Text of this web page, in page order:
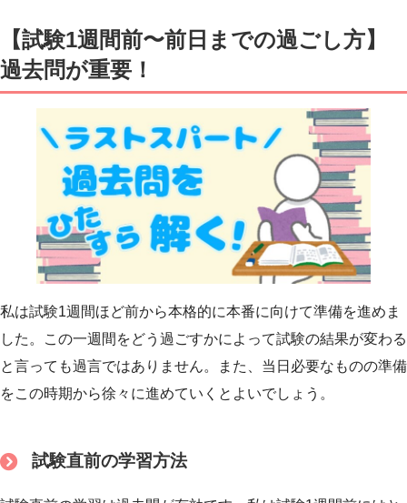
【試験1週間前〜前日までの過ごし方】
過去問が重要！
私は試験1週間ほど前から本格的に本番に向けて準備を進めま
した。この一週間をどう過ごすかによって試験の結果が変わる
と言っても過言ではありません。また、当日必要なものの準備
をこの時期から徐々に進めていくとよいでしょう。
試験直前の学習方法